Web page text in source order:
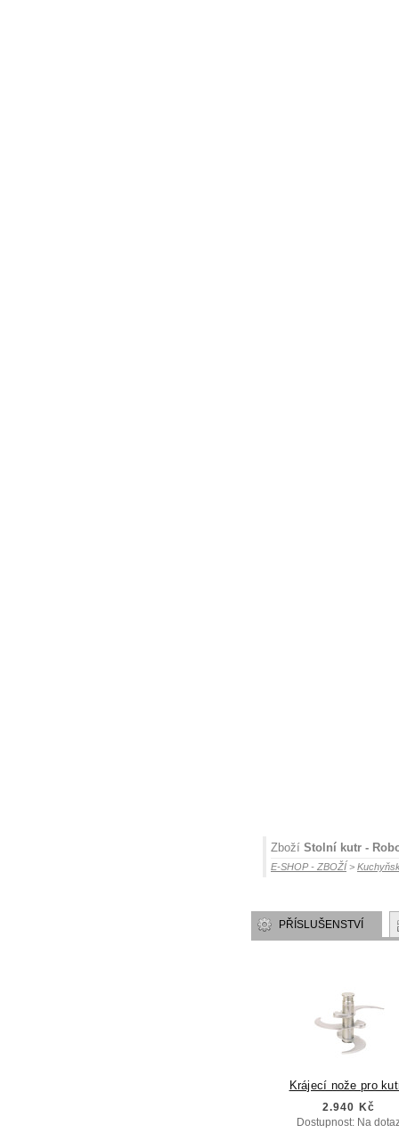
Zboží Stolní kutr -
E-SHOP - ZBOŽÍ >
PŘÍSLUŠENSTVÍ
Krájecí nože pro
2.940 Kč
Dostupnost: Na